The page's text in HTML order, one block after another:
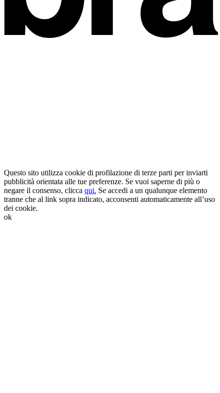
Questo sito utilizza cookie di profilazione di terze parti per inviarti
pubblicità orientata alle tue preferenze. Se vuoi saperne di più o
negare il consenso, clicca qui. Se accedi a un qualunque elemento
tranne che al link sopra indicato, acconsenti automaticamente all’uso
dei cookie.
ok